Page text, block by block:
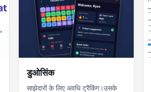
डुओसिंक
साझेदारों के लिए अवधि ट्रैकिंग।उसके